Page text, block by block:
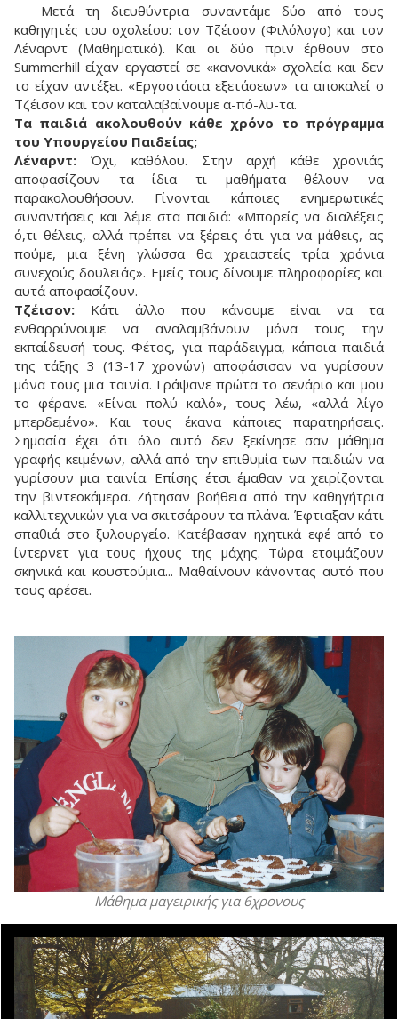
Μετά τη διευθύντρια συναντάμε δύο από τους
καθηγητές του σχολείου: τον Τζέισον (Φιλόλογο) και τον
Λέναρντ (Μαθηματικό). Και οι δύο πριν έρθουν στο
Summerhill είχαν εργαστεί σε «κανονικά» σχολεία και δεν
το είχαν αντέξει. «Εργοστάσια εξετάσεων» τα αποκαλεί ο
Τζέισον και τον καταλαβαίνουμε α-πό-λυ-τα.
Τα παιδιά ακολουθούν κάθε χρόνο το πρόγραμμα
του Υπουργείου Παιδείας;
Λέναρντ: Όχι, καθόλου. Στην αρχή κάθε χρονιάς
αποφασίζουν τα ίδια τι μαθήματα θέλουν να
παρακολουθήσουν. Γίνονται κάποιες ενημερωτικές
συναντήσεις και λέμε στα παιδιά: «Μπορείς να διαλέξεις
ό,τι θέλεις, αλλά πρέπει να ξέρεις ότι για να μάθεις, ας
πούμε, μια ξένη γλώσσα θα χρειαστείς τρία χρόνια
συνεχούς δουλειάς». Εμείς τους δίνουμε πληροφορίες και
αυτά αποφασίζουν.
Τζέισον: Κάτι άλλο που κάνουμε είναι να τα
ενθαρρύνουμε να αναλαμβάνουν μόνα τους την
εκπαίδευσή τους. Φέτος, για παράδειγμα, κάποια παιδιά
της τάξης 3 (13-17 χρονών) αποφάσισαν να γυρίσουν
μόνα τους μια ταινία. Γράψανε πρώτα το σενάριο και μου
το φέρανε. «Είναι πολύ καλό», τους λέω, «αλλά λίγο
μπερδεμένο». Και τους έκανα κάποιες παρατηρήσεις.
Σημασία έχει ότι όλο αυτό δεν ξεκίνησε σαν μάθημα
γραφής κειμένων, αλλά από την επιθυμία των παιδιών να
γυρίσουν μια ταινία. Επίσης έτσι έμαθαν να χειρίζονται
την βιντεοκάμερα. Ζήτησαν βοήθεια από την καθηγήτρια
καλλιτεχνικών για να σκιτσάρουν τα πλάνα. Έφτιαξαν κάτι
σπαθιά στο ξυλουργείο. Κατέβασαν ηχητικά εφέ από το
ίντερνετ για τους ήχους της μάχης. Τώρα ετοιμάζουν
σκηνικά και κουστούμια... Μαθαίνουν κάνοντας αυτό που
τους αρέσει.
Μάθημα μαγειρικής για 6χρονους